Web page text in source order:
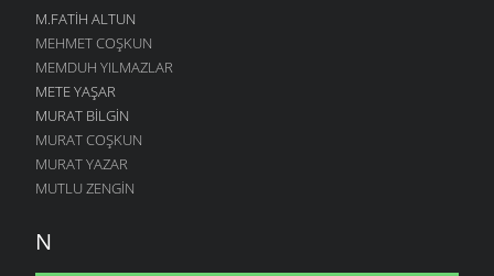
M.FATIH ALTUN
MEHMET COŞKUN
MEMDUH YILMAZLAR
METE YAŞAR
MURAT BILGIN
MURAT COŞKUN
MURAT YAZAR
MUTLU ZENGIN
N